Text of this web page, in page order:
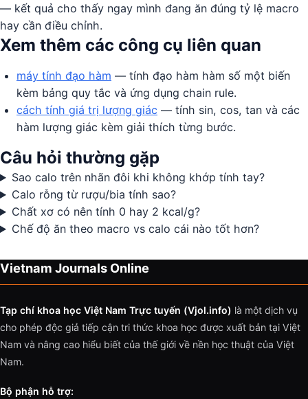
— kết quả cho thấy ngay mình đang ăn đúng tỷ lệ macro
hay cần điều chỉnh.
Xem thêm các công cụ liên quan
máy tính đạo hàm — tính đạo hàm hàm số một biến
kèm bảng quy tắc và ứng dụng chain rule.
cách tính giá trị lượng giác — tính sin, cos, tan và các
hàm lượng giác kèm giải thích từng bước.
Câu hỏi thường gặp
Sao calo trên nhãn đôi khi không khớp tính tay?
Calo rỗng từ rượu/bia tính sao?
Chất xơ có nên tính 0 hay 2 kcal/g?
Chế độ ăn theo macro vs calo cái nào tốt hơn?
Vietnam Journals Online
Tạp chí khoa học Việt Nam Trực tuyến (Vjol.info) là một dịch vụ
cho phép độc giả tiếp cận tri thức khoa học được xuất bản tại Việt
Nam và nâng cao hiểu biết của thế giới về nền học thuật của Việt
Nam.
Bộ phận hỗ trợ: